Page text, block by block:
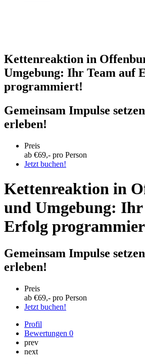
Kettenreaktion in
Umgebung: Ihr Team auf
programmiert!
Gemeinsam Impulse
erleben!
Preis
ab €69,- pro Person
Jetzt buchen!
Kettenreaktion in
und Umgebung: Ihr
Erfolg
Gemeinsam Impulse
erleben!
Preis
ab €69,- pro Person
Jetzt buchen!
Profil
Bewertungen 0
prev
next